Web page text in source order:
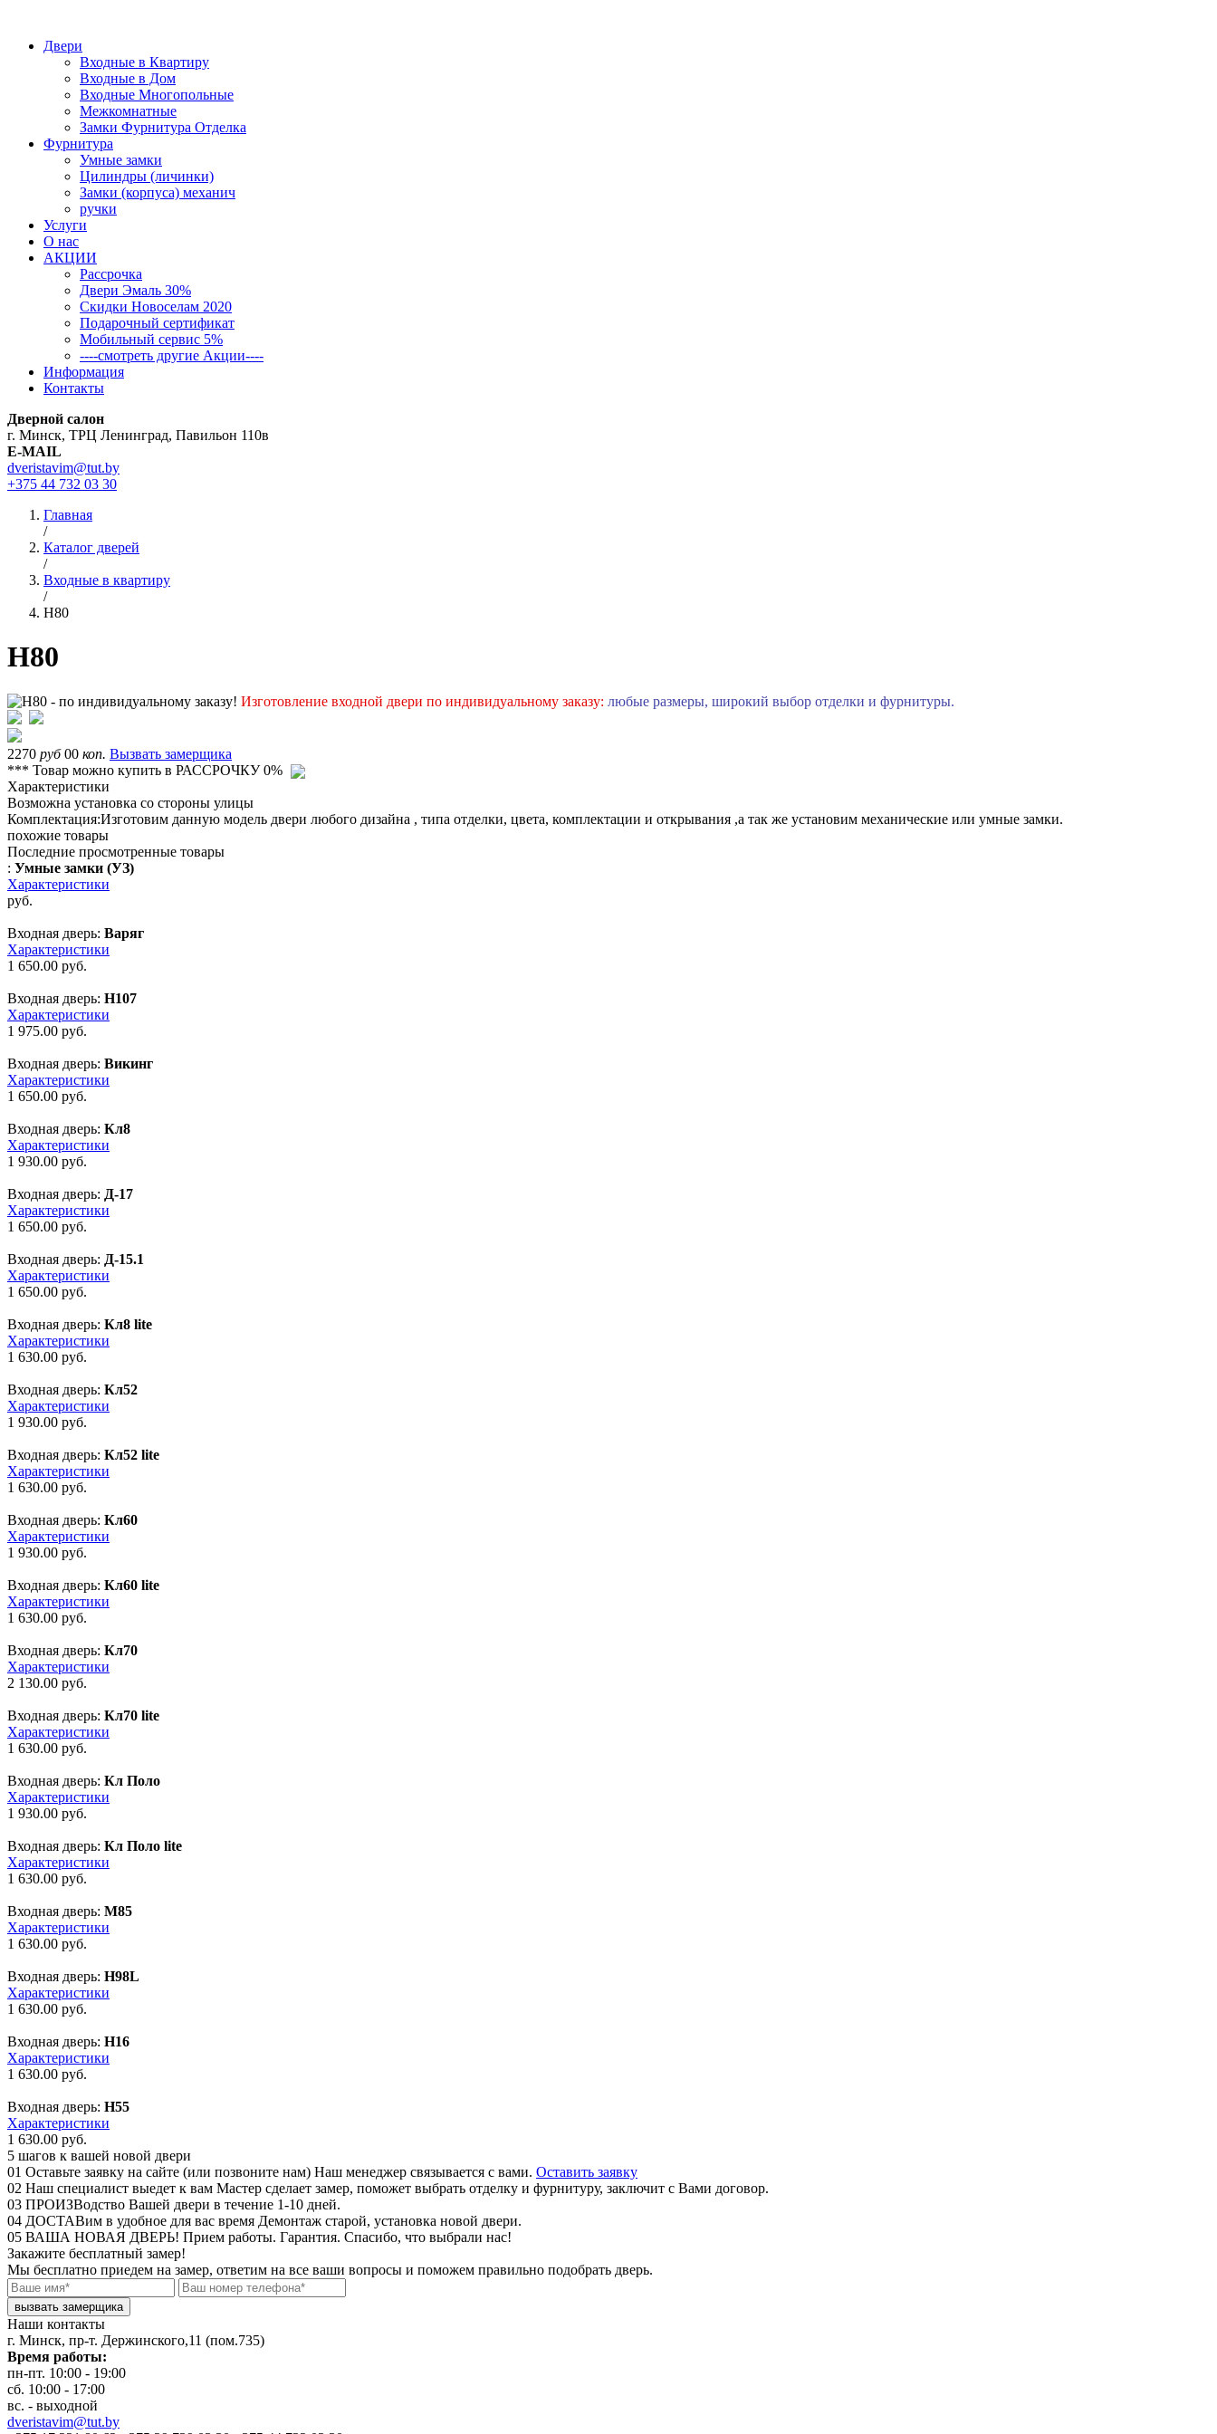
Двери
Входные в Квартиру
Входные в Дом
Входные Многопольные
Межкомнатные
Замки Фурнитура Отделка
Фурнитура
Умные замки
Цилиндры (личинки)
Замки (корпуса) механич
ручки
Услуги
О нас
АКЦИИ
Рассрочка
Двери Эмаль 30%
Скидки Новоселам 2020
Подарочный сертификат
Мобильный сервис 5%
----смотреть другие Акции----
Информация
Контакты
Дверной салон
г. Минск, ТРЦ Ленинград, Павильон 110в
E-MAIL
dveristavim@tut.by
+375 44 732 03 30
Главная
/
Каталог дверей
/
Входные в квартиру
/
Н80
Н80
Изготовление входной двери по индивидуальному заказу: любые размеры, широкий выбор отделки и фурнитуры.
2270 руб00 коп. Вызвать замерщика
*** Товар можно купить в РАССРОЧКУ 0%
Характеристики
Возможна установка со стороны улицы
Комплектация:Изготовим данную модель двери любого дизайна , типа отделки, цвета, комплектации и открывания ,а так же установим механические или умные замки.
похожие товары
Последние просмотренные товары
: Умные замки (УЗ)
Характеристики
руб.
Входная дверь: Варяг
Характеристики
1 650.00 руб.
Входная дверь: Н107
Характеристики
1 975.00 руб.
Входная дверь: Викинг
Характеристики
1 650.00 руб.
Входная дверь: Кл8
Характеристики
1 930.00 руб.
Входная дверь: Д-17
Характеристики
1 650.00 руб.
Входная дверь: Д-15.1
Характеристики
1 650.00 руб.
Входная дверь: Кл8 lite
Характеристики
1 630.00 руб.
Входная дверь: Кл52
Характеристики
1 930.00 руб.
Входная дверь: Кл52 lite
Характеристики
1 630.00 руб.
Входная дверь: Кл60
Характеристики
1 930.00 руб.
Входная дверь: Кл60 lite
Характеристики
1 630.00 руб.
Входная дверь: Кл70
Характеристики
2 130.00 руб.
Входная дверь: Кл70 lite
Характеристики
1 630.00 руб.
Входная дверь: Кл Поло
Характеристики
1 930.00 руб.
Входная дверь: Кл Поло lite
Характеристики
1 630.00 руб.
Входная дверь: М85
Характеристики
1 630.00 руб.
Входная дверь: Н98L
Характеристики
1 630.00 руб.
Входная дверь: Н16
Характеристики
1 630.00 руб.
Входная дверь: Н55
Характеристики
1 630.00 руб.
5 шагов к вашей новой двери
01 Оставьте заявку на сайте (или позвоните нам) Наш менеджер связывается с вами. Оставить заявку
02 Наш специалист выедет к вам Мастер сделает замер, поможет выбрать отделку и фурнитуру, заключит с Вами договор.
03 ПРОИЗВодство Вашей двери в течение 1-10 дней.
04 ДОСТАВим в удобное для вас время Демонтаж старой, установка новой двери.
05 ВАША НОВАЯ ДВЕРЬ! Прием работы. Гарантия. Спасибо, что выбрали нас!
Закажите бесплатный замер!
Мы бесплатно приедем на замер, ответим на все ваши вопросы и поможем правильно подобрать дверь.
Наши контакты
г. Минск, пр-т. Держинского,11 (пом.735)
Время работы:
пн-пт. 10:00 - 19:00
сб. 10:00 - 17:00
вс. - выходной
dveristavim@tut.by